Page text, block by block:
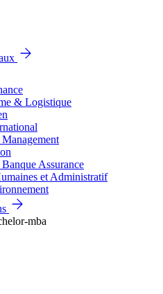
& Logistique
Assurance
et Administratif